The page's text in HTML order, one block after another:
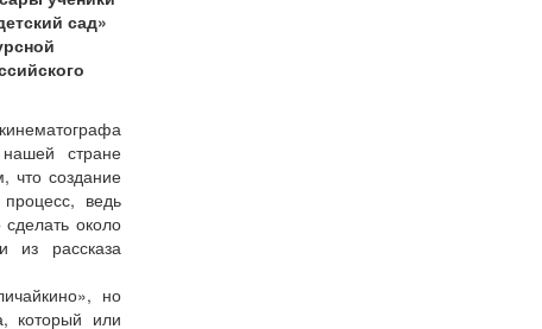
сад»
стране
что создание
ведь
около
из рассказа
но
который или